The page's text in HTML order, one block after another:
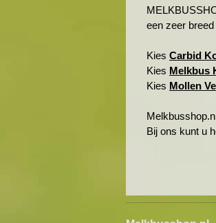
een zeer
Kies Carbid
Kies Melkbus
Kies Mollen
Bij ons kunt u